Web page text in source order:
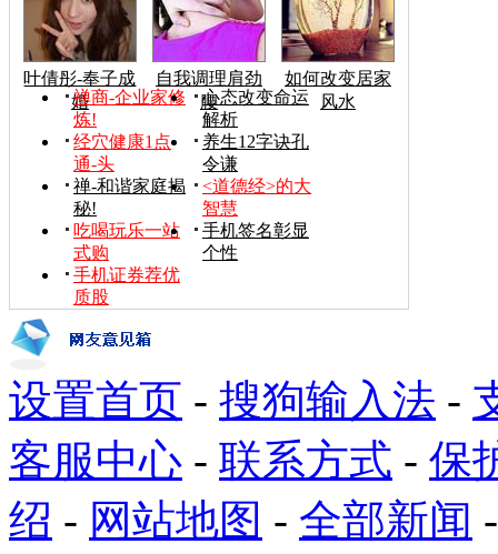
叶倩彤-奉子成
婚
自我调理肩劲
腰
如何改变居家
风水
禅商-企业家修
炼!
心态改变命运
解析
经穴健康1点
通-头
养生12字诀孔
令谦
禅-和谐家庭揭
秘!
<道德经>的大
智慧
吃喝玩乐一站
式购
手机签名彰显
个性
手机证券荐优
质股
设置首页 - 搜狗输入法 -
客服中心 - 联系方式 - 保
绍 - 网站地图 - 全部新闻